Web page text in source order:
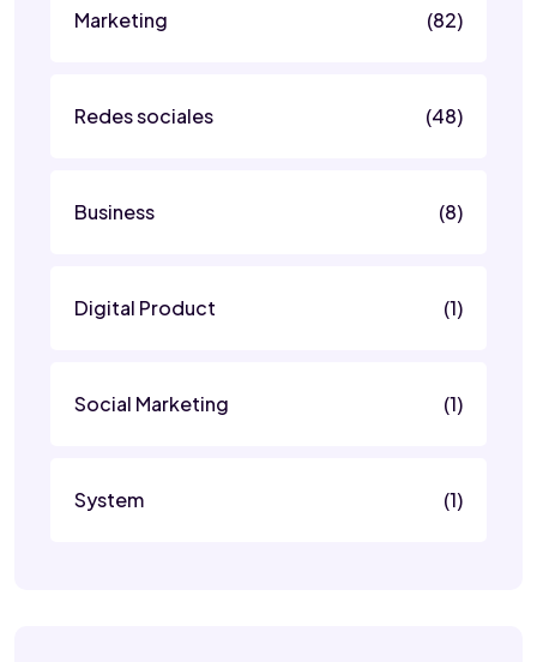
Marketing (82)
Redes sociales (48)
Business (8)
Digital Product (1)
Social Marketing (1)
System (1)